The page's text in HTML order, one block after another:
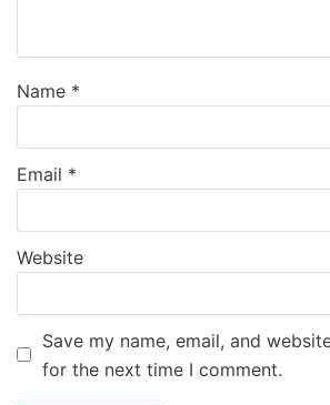
Name *
Email *
Website
Save my name, email, and
for the next time I comment.